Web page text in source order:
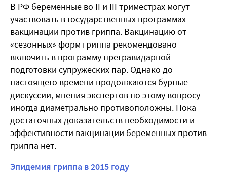
В РФ беременные во II и III триместрах могут
участвовать в государственных программах
вакцинации против гриппа. Вакцинацию от
«сезонных» форм гриппа рекомендовано
включить в программу прегравидарной
подготовки супружеских пар. Однако до
настоящего времени продолжаются бурные
дискуссии, мнения экспертов по этому вопросу
иногда диаметрально противоположны. Пока
достаточных доказательств необходимости и
эффективности вакцинации беременных против
гриппа нет.
Эпидемия гриппа в 2015 году